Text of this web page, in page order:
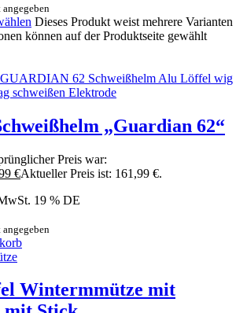
Dieses Produkt weist mehrere Varianten
können auf der Produktseite gewählt
„Guardian 62“
Preis war:
€Aktueller Preis ist: 161,99 €.
19 % DE
Wintermmütze mit